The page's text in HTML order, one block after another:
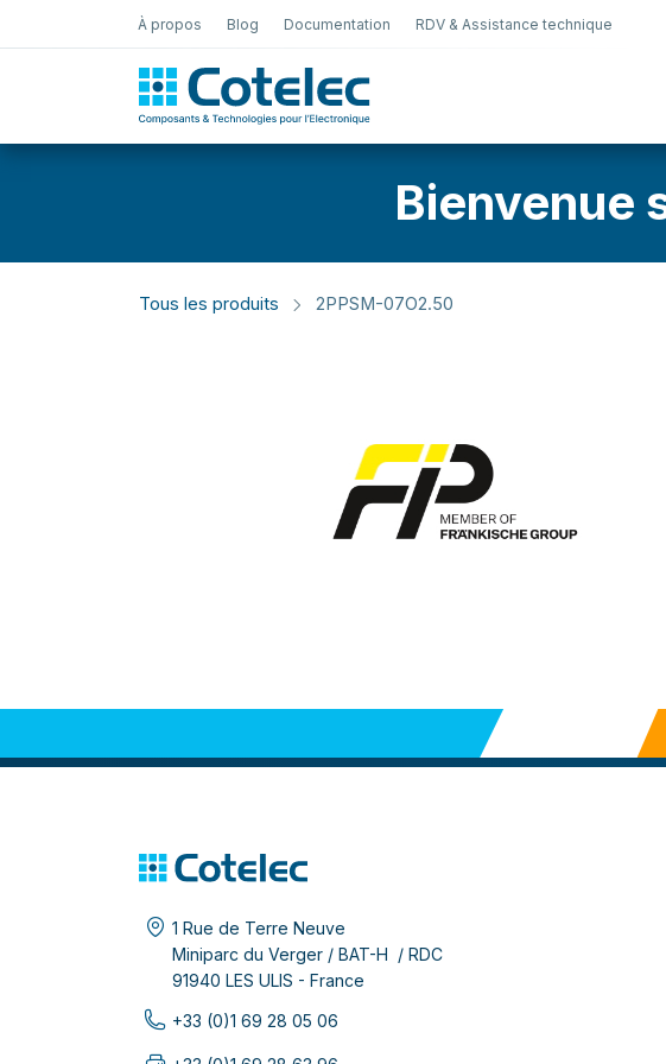
À propos Blog Documentation RDV & Assistance technique
Bienvenue
Tous les produits 2PPSM-07O2.50
1 Rue de Terre Neuve
Miniparc du Verger / BAT-H / RDC
91940 LES ULIS - France
+33 (0)1 69 28 05 06